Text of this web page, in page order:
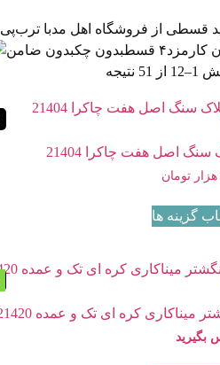
قسطی از فروشگاه اهل مدبا ترب‌پی
کارمزد۴ قسط بدون چکبدون ضامن
51 نتیجه
سنگ اصل هفت چاکرا 21404
هزار تومان
گزینه ها
میناکاری کره ای تک و عمده 21420
بگیرید